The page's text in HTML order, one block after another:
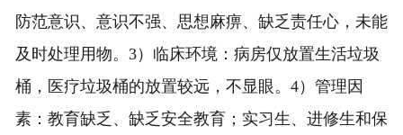
防范意识、意识不强、思想麻痹、缺乏责任心，未能
及时处理用物。3）临床环境：病房仅放置生活垃圾
桶，医疗垃圾桶的放置较远，不显眼。4）管理因
素：教育缺乏、缺乏安全教育；实习生、进修生和保